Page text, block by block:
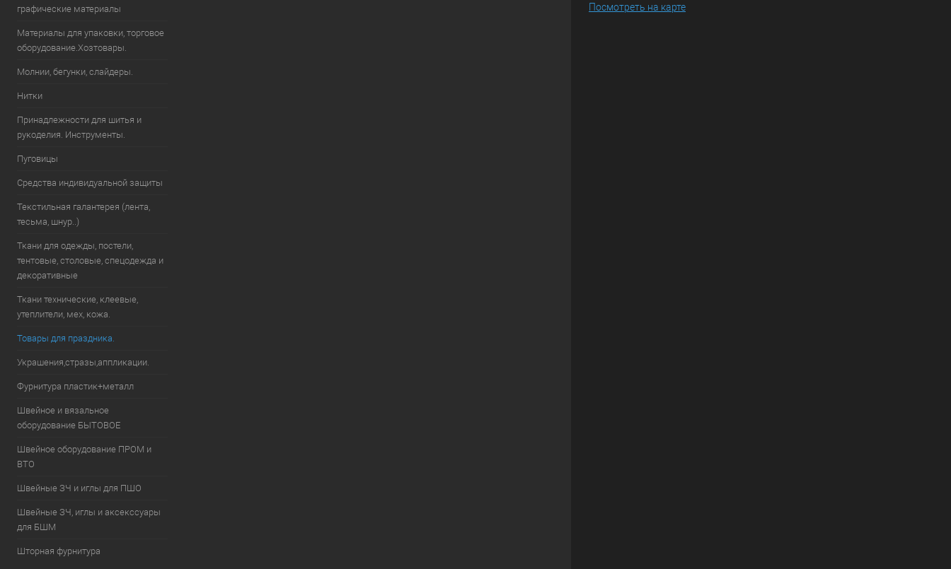
графические материалы
Материалы для упаковки, торговое
оборудование.Хозтовары.
Молнии, бегунки, слайдеры.
Нитки
Принадлежности для шитья и
рукоделия. Инструменты.
Пуговицы
Средства индивидуальной защиты
Текстильная галантерея (лента,
тесьма, шнур..)
Ткани для одежды, постели,
тентовые, столовые, спецодежда и
декоративные
Ткани технические, клеевые,
утеплители, мех, кожа.
Товары для праздника.
Украшения,стразы,аппликации.
Фурнитура пластик+металл
Швейное и вязальное
оборудование БЫТОВОЕ
Швейное оборудование ПРОМ и
ВТО
Швейные ЗЧ и иглы для ПШО
Швейные ЗЧ, иглы и аксекссуары
для БШМ
Шторная фурнитура
Посмотреть на карте